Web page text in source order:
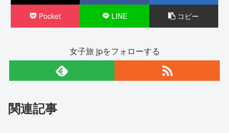
Pocket LINE コピー
女子旅 jpをフォローする
関連記事